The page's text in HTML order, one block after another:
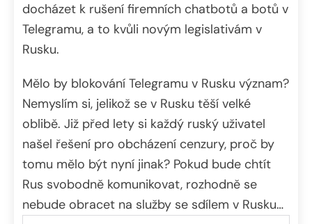
docházet k rušení firemních chatbotů a botů v
Telegramu, a to kvůli novým legislativám v
Rusku.
Mělo by blokování Telegramu v Rusku význam?
Nemyslím si, jelikož se v Rusku těší velké
oblibě. Již před lety si každý ruský uživatel
našel řešení pro obcházení cenzury, proč by
tomu mělo být nyní jinak? Pokud bude chtít
Rus svobodně komunikovat, rozhodně se
nebude obracet na služby se sdílem v Rusku…